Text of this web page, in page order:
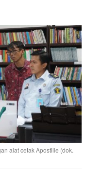
alat cetak Apostille (dok.